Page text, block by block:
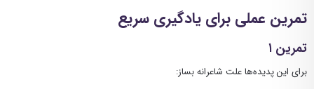
تمرین عملی برای یادگیری سریع
تمرین ۱
برای این پدیده‌ها علت شاعرانه بساز: